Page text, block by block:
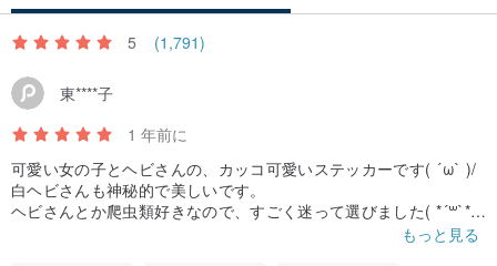
5 (1,791)
東****子
1 年前に
可愛い女の子とヘビさんの、カッコ可愛いステッカーです( ´ω` )/
白ヘビさんも神秘的で美しいです。
ヘビさんとか爬虫類好きなので、すごく迷って選びました( *´꒳`*)
もっと見る